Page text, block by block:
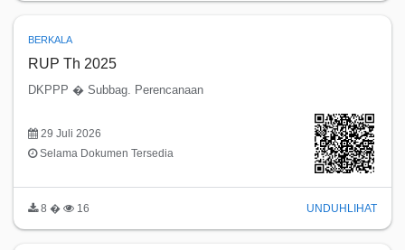
BERKALA
RUP Th 2025
DKPPP � Subbag. Perencanaan
29 Juli 2026
Selama Dokumen Tersedia
8 � 16 UNDUH LIHAT